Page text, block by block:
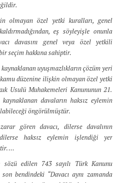
olmayan özel yetki kuralları, genel
eş söyleyişle onunla
davasını genel veya özel yetkili
seçim hakkına sahiptir.
uyuşmazlıkların çözüm yeri
düzenine ilişkin olmayan özel yetki
Usulü Muhakemeleri Kanununun 21.
davaların haksız eylemin
öngörülmüştür.
gören davacı, dilerse davalının
dilerse haksız eylemin işlendiği yer
…
sözü edilen 743 sayılı Türk Kanunu
bendindeki “Davacı aynı zamanda